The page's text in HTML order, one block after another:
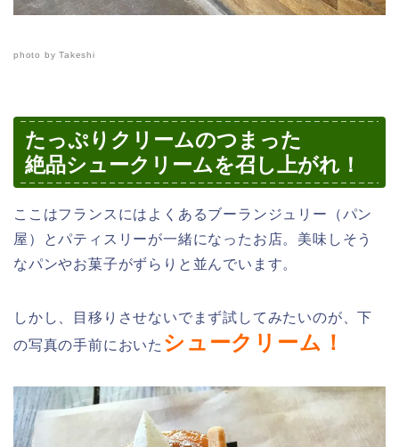
photo by Takeshi
たっぷりクリームのつまった
絶品シュークリームを召し上がれ！
ここはフランスにはよくあるブーランジュリー（パン
屋）とパティスリーが一緒になったお店。美味しそう
なパンやお菓子がずらりと並んでいます。
しかし、目移りさせないでまず試してみたいのが、下
の写真の手前においた シュークリーム！